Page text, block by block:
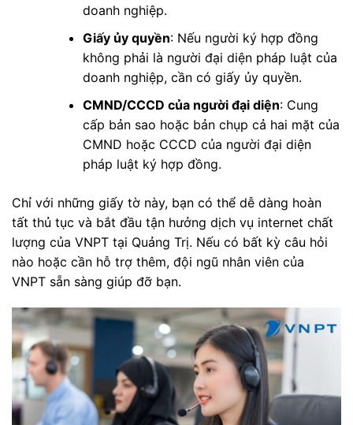
doanh nghiệp.
Giấy ủy quyền: Nếu người ký hợp đồng
không phải là người đại diện pháp luật của
doanh nghiệp, cần có giấy ủy quyền.
CMND/CCCD của người đại diện: Cung
cấp bản sao hoặc bản chụp cả hai mặt của
CMND hoặc CCCD của người đại diện
pháp luật ký hợp đồng.
Chỉ với những giấy tờ này, bạn có thể dễ dàng hoàn
tất thủ tục và bắt đầu tận hưởng dịch vụ internet chất
lượng của VNPT tại Quảng Trị. Nếu có bất kỳ câu hỏi
nào hoặc cần hỗ trợ thêm, đội ngũ nhân viên của
VNPT sẵn sàng giúp đỡ bạn.